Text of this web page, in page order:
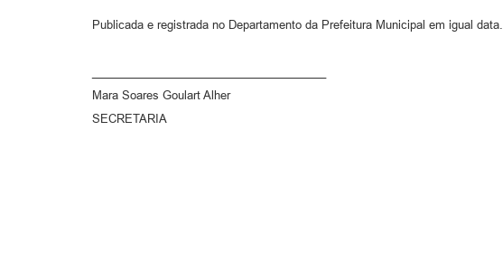
Publicada e registrada no Departamento da Prefeitura Municipal em igual data.
Mara Soares Goulart Alher
SECRETARIA